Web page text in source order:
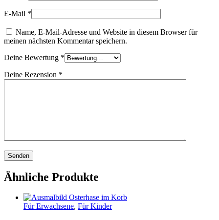
E-Mail *
Name, E-Mail-Adresse und Website in diesem Browser für
meinen nächsten Kommentar speichern.
Deine Bewertung *
Deine Rezension *
Ähnliche Produkte
Für Erwachsene, Für Kinder